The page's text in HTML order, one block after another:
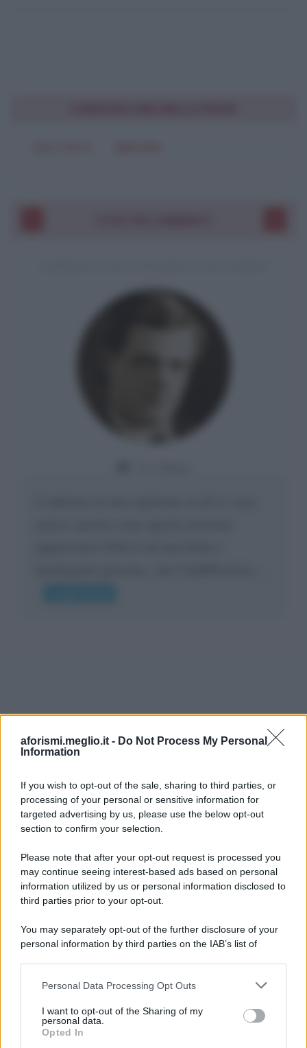
aforismi.meglio.it - Do Not Process My Personal
Information
If you wish to opt-out of the sale, sharing to third parties, or
processing of your personal or sensitive information for
targeted advertising by us, please use the below opt-out
section to confirm your selection.
Please note that after your opt-out request is processed you
may continue seeing interest-based ads based on personal
information utilized by us or personal information disclosed to
third parties prior to your opt-out.
You may separately opt-out of the further disclosure of your
personal information by third parties on the IAB’s list of
This information may also be disclosed by us to third parties
disclose it to other third parties.
Please note that this website/app uses one or more Google
Personal Data Processing Opt Outs
I want to opt-out of the Sharing of my
personal data.
Opted In
Ricevi LE FRASI PIÙ BELLE via e-mail
E-mail